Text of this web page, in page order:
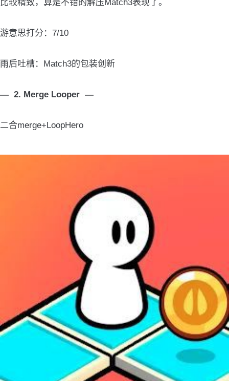
比较精致，算是不错的解压Match3表现了。
游意思打分：7/10
雨后吐槽：Match3的包装创新
— 2. Merge Looper —
二合merge+LoopHero